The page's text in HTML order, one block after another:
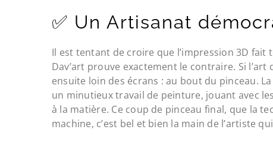
✅ Un Artisanat
Il est tentant de croire que l’impression 3D
Dav’art prouve exactement le contraire. Si
ensuite loin des écrans : au bout du pinceau.
un minutieux travail de peinture, jouant avec
à la matière. Ce coup de pinceau final, que la
machine, c’est bel et bien la main de l’artiste